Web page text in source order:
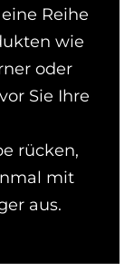
Reihe
wie
oder
Sie Ihre
rücken,
mit
aus.